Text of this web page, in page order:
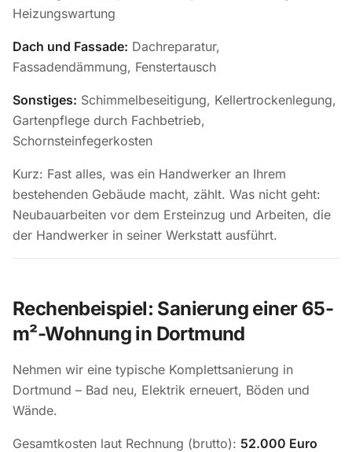
Heizungswartung
Dach und Fassade: Dachreparatur,
Fassadendämmung, Fenstertausch
Sonstiges: Schimmelbeseitigung, Kellertrockenlegung,
Gartenpflege durch Fachbetrieb,
Schornsteinfegerkosten
Kurz: Fast alles, was ein Handwerker an Ihrem
bestehenden Gebäude macht, zählt. Was nicht geht:
Neubauarbeiten vor dem Ersteinzug und Arbeiten, die
der Handwerker in seiner Werkstatt ausführt.
Rechenbeispiel: Sanierung einer 65-
m²-Wohnung in Dortmund
Nehmen wir eine typische Komplettsanierung in
Dortmund – Bad neu, Elektrik erneuert, Böden und
Wände.
Gesamtkosten laut Rechnung (brutto): 52.000 Euro